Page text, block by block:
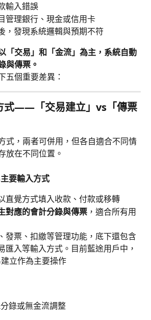
輸入錯誤
管理銀行、現金或信用卡
，發現系統邏輯與預期不符
「交易」和「金流」為主，系統自動
與傳票。
五個重要差異：
式——「交易建立」vs「傳票
式，兩者可併用，但各自適合不同情
放在不同位置。
主要輸入方式
直覺方式填入收款、付款或移轉
對應的會計分錄與傳票 ，適合所有用
發票、扣繳等管理功能，底下還包含
匯入等輸入方式。目前藍途用戶中，
立作為主要操作
錄或無金流調整